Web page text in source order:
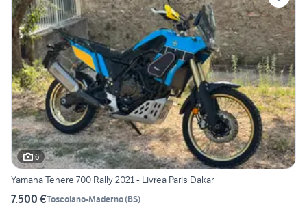
6
Yamaha Tenere 700 Rally 2021 - Livrea Paris Dakar
7.500 €Toscolano-Maderno(BS)